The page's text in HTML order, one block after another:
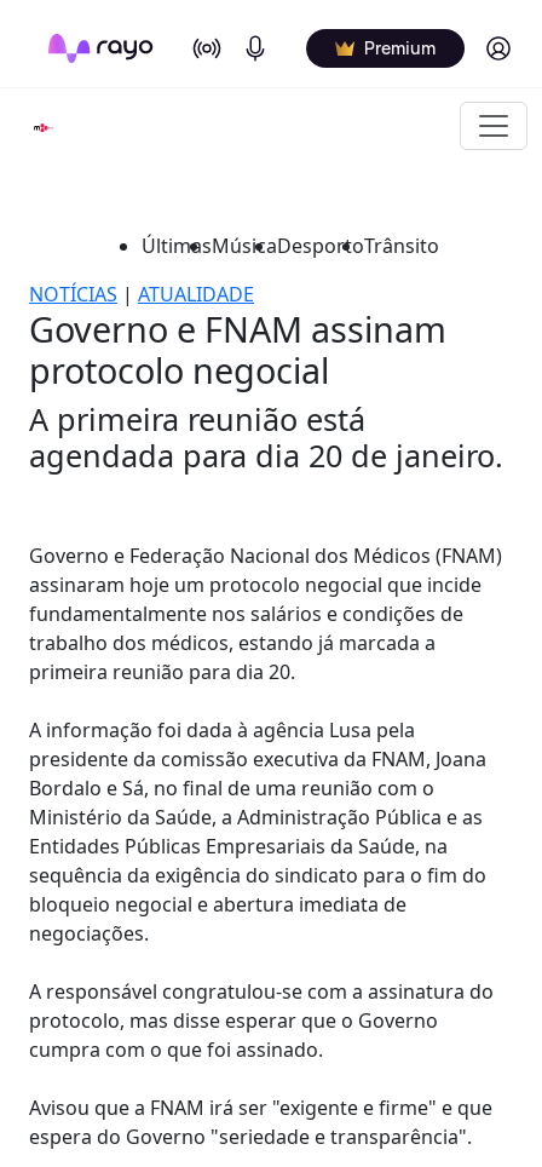
On Air Podcasts Premium Log in
ÚltimasMúsicaDesportoTrânsito
NOTÍCIAS | ATUALIDADE
Governo e FNAM assinam
protocolo negocial
A primeira reunião está
agendada para dia 20 de janeiro.
Governo e Federação Nacional dos Médicos (FNAM)
assinaram hoje um protocolo negocial que incide
fundamentalmente nos salários e condições de
trabalho dos médicos, estando já marcada a
primeira reunião para dia 20.
A informação foi dada à agência Lusa pela
presidente da comissão executiva da FNAM, Joana
Bordalo e Sá, no final de uma reunião com o
Ministério da Saúde, a Administração Pública e as
Entidades Públicas Empresariais da Saúde, na
sequência da exigência do sindicato para o fim do
bloqueio negocial e abertura imediata de
negociações.
A responsável congratulou-se com a assinatura do
protocolo, mas disse esperar que o Governo
cumpra com o que foi assinado.
Avisou que a FNAM irá ser "exigente e firme" e que
espera do Governo "seriedade e transparência".